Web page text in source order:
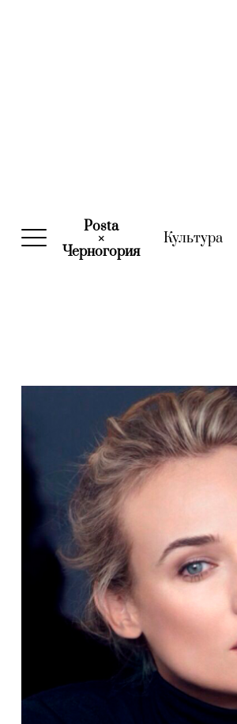
Posta
×
Черногория(current)
Культура